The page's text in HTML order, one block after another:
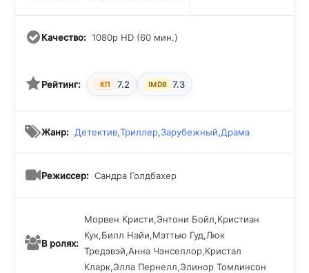
Качество: 1080p HD (60 мин.)
Рейтинг: КП 7.2 IMDB 7.3
Жанр: Детектив,Триллер,Зарубежный,Драма
Режиссер: Сандра Голдбахер
В ролях:
Морвен Кристи,Энтони Бойл,Кристиан
Кук,Билл Найи,Мэттью Гуд,Люк
Тредэвэй,Анна Чэнселлор,Кристал
Кларк,Элла Пернелл,Элинор Томлинсон